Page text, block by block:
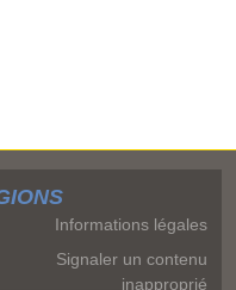
Informations légales
Signaler un contenu
inapproprié